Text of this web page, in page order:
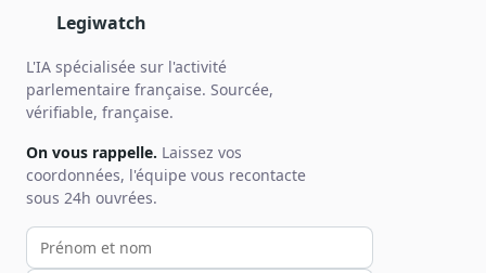
Legiwatch
L'IA spécialisée sur l'activité
parlementaire française. Sourcée,
vérifiable, française.
On vous rappelle. Laissez vos
coordonnées, l'équipe vous recontacte
sous 24h ouvrées.
Votre prénom et nom
Votre email
Votre téléphone